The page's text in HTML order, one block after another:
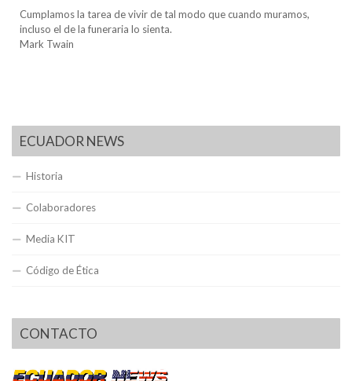
Cumplamos la tarea de vivir de tal modo que cuando muramos,
incluso el de la funeraria lo sienta.
Mark Twain
ECUADOR NEWS
Historia
Colaboradores
Media KIT
Código de Ética
CONTACTO